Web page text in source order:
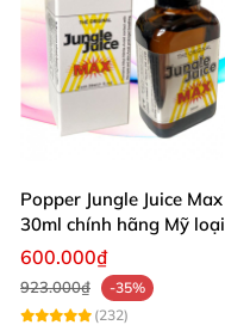
Popper Jungle Juice Max
30ml chính hãng Mỹ loại
mạnh cho Top Bot
600.000₫
923.000₫
-35%
(232)